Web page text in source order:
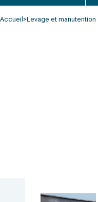
Accueil >Levage et manutention